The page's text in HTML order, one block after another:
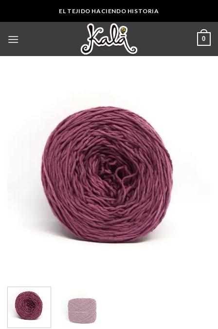
EL TEJIDO HACIENDO HISTORIA
0